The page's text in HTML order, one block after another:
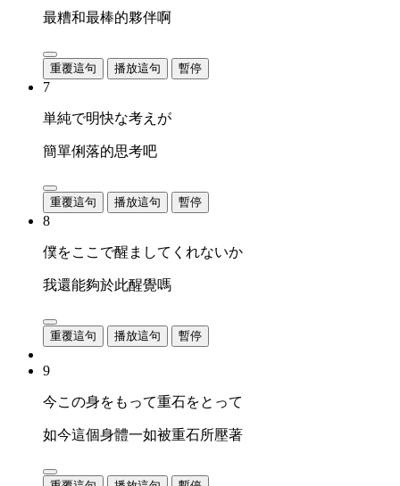
最糟和最棒的夥伴啊
重覆這句 播放這句 暫停
7
単純で明快な考えが
簡單俐落的思考吧
重覆這句 播放這句 暫停
8
僕をここで醒ましてくれないか
我還能夠於此醒覺嗎
重覆這句 播放這句 暫停
9
今この身をもって重石をとって
如今這個身體一如被重石所壓著